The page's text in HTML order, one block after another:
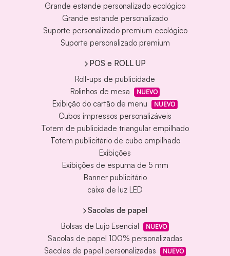
Grande estande personalizado ecológico
Grande estande personalizado
Suporte personalizado premium ecológico
Suporte personalizado premium
POS e ROLL UP
Roll-ups de publicidade
Rolinhos de mesa
NUEVO
Exibição do cartão de menu NUEVO
Cubos impressos personalizáveis
Totem de publicidade triangular empilhado
Totem publicitário de cubo empilhado
Exibições
Exibições de espuma de 5 mm
Banner publicitário
caixa de luz LED
Sacolas de papel
Bolsas de Lujo Esencial
NUEVO
Sacolas de papel 100% personalizadas
Sacolas de papel personalizadas
NUEVO